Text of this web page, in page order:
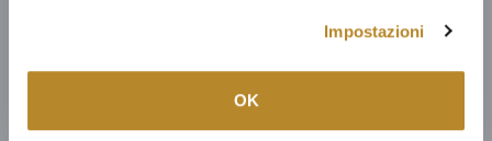
Impostazioni
OK
SPECIFICHE TECNICHE
Prodotti italiani al 100%, oltre ad una selezione della migliore